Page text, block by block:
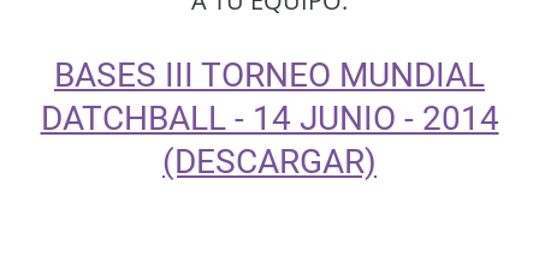
BASES III TORNEO MUNDIAL
DATCHBALL - 14 JUNIO - 2014
(DESCARGAR)